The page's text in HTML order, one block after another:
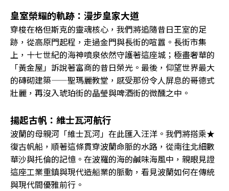
皇室榮耀的軌跡：漫步皇家大道
穿梭在格但斯克的靈魂核心，我們將追隨昔日王室的足
跡，從高原門起程，走過金門與長街的喧囂。長街市集
上，十七世紀的海神噴泉依然守護著這座城；極盡奢華的
「黃金屋」訴說著富商的昔日榮光。最後，仰望世界最大
的磚砌建築——聖瑪麗教堂，感受那份令人屏息的哥德式
壯麗，再沒入琥珀街的晶瑩與啤酒街的微醺之中。
揚起古帆：維士瓦河航行
波蘭的母親河「維士瓦河」在此匯入汪洋。我們將搭乘★
復古帆船，順著這條貫穿波蘭命脈的水路，從南往北細數
華沙與托倫的記憶。在波羅的海的鹹味海風中，親眼見證
這座工業重鎮與現代造船業的脈動，看見波蘭如何在傳統
與現代間優雅前行。